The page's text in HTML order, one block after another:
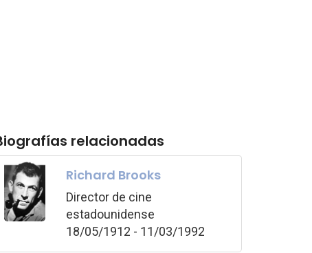
relacionadas
Richard Brooks
Director de cine
estadounidense
18/05/1912 - 11/03/1992